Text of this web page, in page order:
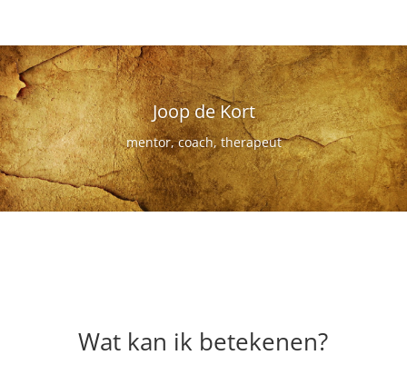
Joop de Kort
mentor, coach, therapeut
Wat kan ik betekenen?